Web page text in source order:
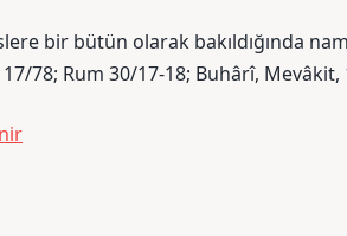
bir bütün olarak bakıldığında
78; Rum 30/17-18; Buhârî, Mevâkit,